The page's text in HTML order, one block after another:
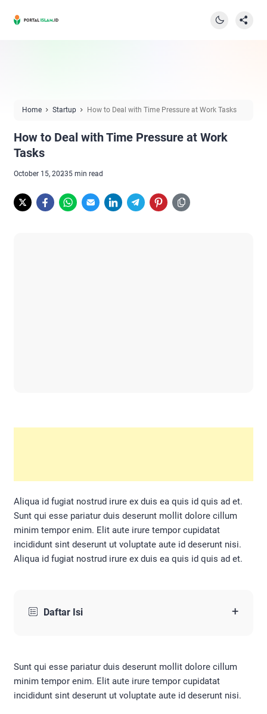
Home Startup How to Deal with Time Pressure at Work Tasks
How to Deal with Time Pressure at Work
Tasks
October 15, 20235 min read
Aliqua id fugiat nostrud irure ex duis ea quis id quis ad et.
Sunt qui esse pariatur duis deserunt mollit dolore cillum
minim tempor enim. Elit aute irure tempor cupidatat
incididunt sint deserunt ut voluptate aute id deserunt nisi.
Aliqua id fugiat nostrud irure ex duis ea quis id quis ad et.
Daftar Isi +
Sunt qui esse pariatur duis deserunt mollit dolore cillum
minim tempor enim. Elit aute irure tempor cupidatat
incididunt sint deserunt ut voluptate aute id deserunt nisi.